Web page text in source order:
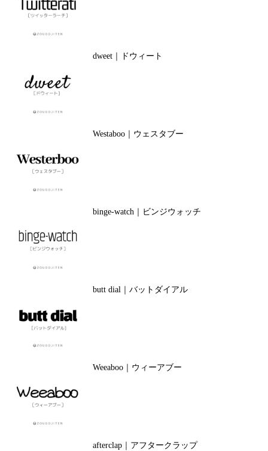
dweet｜ドウィート
Westaboo｜ウェスタブー
binge-watch｜ビンジウォッチ
butt dial｜バットダイアル
Weeaboo｜ウィーアブー
afterclap｜アフタークラップ